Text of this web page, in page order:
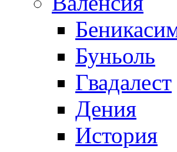
Буньоль
Гвадалест
Дения
История